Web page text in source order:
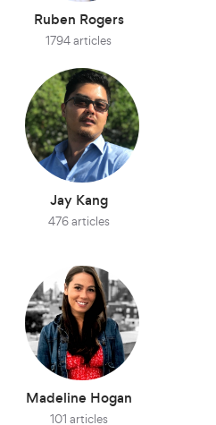
Ruben Rogers
1794 articles
Jay Kang
476 articles
Madeline Hogan
101 articles